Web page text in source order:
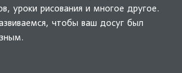
уроки рисования и многое другое.
чтобы ваш досуг был